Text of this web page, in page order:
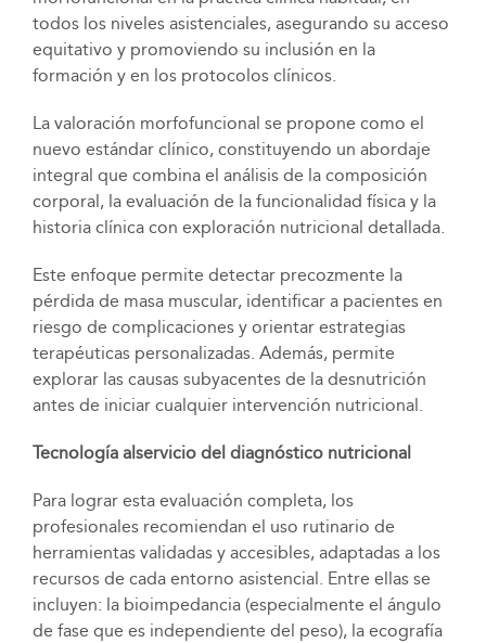
todos los niveles asistenciales, asegurando su acceso
equitativo y promoviendo su inclusión en la
formación y en los protocolos clínicos.
La valoración morfofuncional se propone como el
nuevo estándar clínico, constituyendo un abordaje
integral que combina el análisis de la composición
corporal, la evaluación de la funcionalidad física y la
historia clínica con exploración nutricional detallada.
Este enfoque permite detectar precozmente la
pérdida de masa muscular, identificar a pacientes en
riesgo de complicaciones y orientar estrategias
terapéuticas personalizadas. Además, permite
explorar las causas subyacentes de la desnutrición
antes de iniciar cualquier intervención nutricional.
Tecnología alservicio del diagnóstico nutricional
Para lograr esta evaluación completa, los
profesionales recomiendan el uso rutinario de
herramientas validadas y accesibles, adaptadas a los
recursos de cada entorno asistencial. Entre ellas se
incluyen: la bioimpedancia (especialmente el ángulo
de fase que es independiente del peso), la ecografía